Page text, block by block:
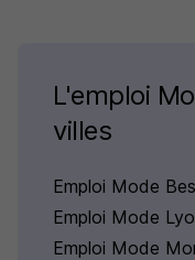
L'emploi
villes
Emploi Mode
Emploi Mode
Emploi Mode